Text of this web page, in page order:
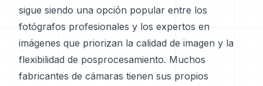
sigue siendo una opción popular entre los
fotógrafos profesionales y los expertos en
imágenes que priorizan la calidad de imagen y la
flexibilidad de posprocesamiento. Muchos
fabricantes de cámaras tienen sus propios